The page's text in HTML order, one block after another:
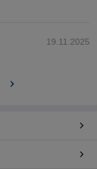
19.11.2025